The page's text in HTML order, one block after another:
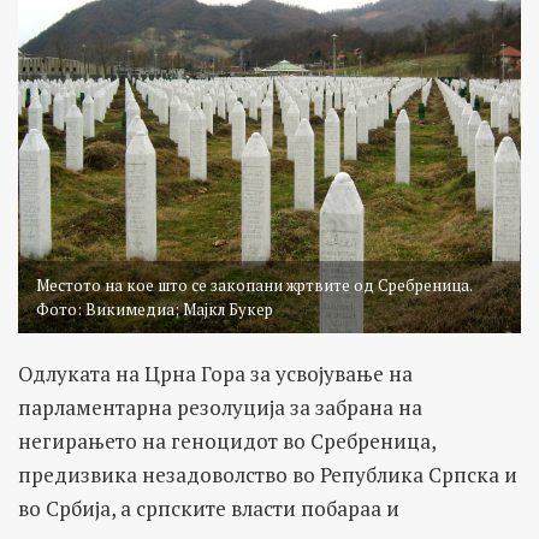
Местото на кое што се закопани жртвите од Сребреница.
Фото: Викимедиа; Мајкл Букер
Одлуката на Црна Гора за усвојување на
парламентарна резолуција за забрана на
негирањето на геноцидот во Сребреница,
предизвика незадоволство во Република Српска и
во Србија, а српските власти побараа и